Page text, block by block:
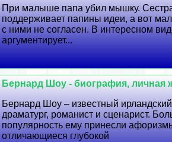
При малыше папа убил мышку.
поддерживает папины идеи, а вот
с ними не согласен. В интересном
аргументирует...
Бернард Шоу - биография, личная
Бернард Шоу – известный ирландский
драматург, романист и сценарист.
популярность ему принесли
отличающиеся глубокой